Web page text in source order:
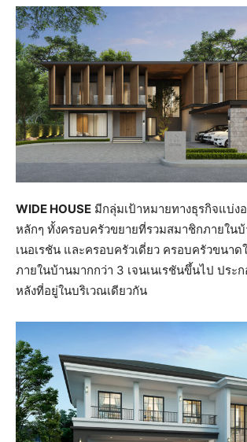
WIDE HOUSE มีกลุ่มเป้าหมายทางธุรกิจแบ่ง
หลักๆ ทั้งครอบครัวขยายที่รวมสมาชิกภายในบ้
เนอเรชัน และครอบครัวเดี่ยว ครอบครัวขนา
ภายในบ้านมากกว่า 3 เจนเนเรชันขึ้นไป ประ
หลังที่อยู่ในบริเวณเดียวกัน